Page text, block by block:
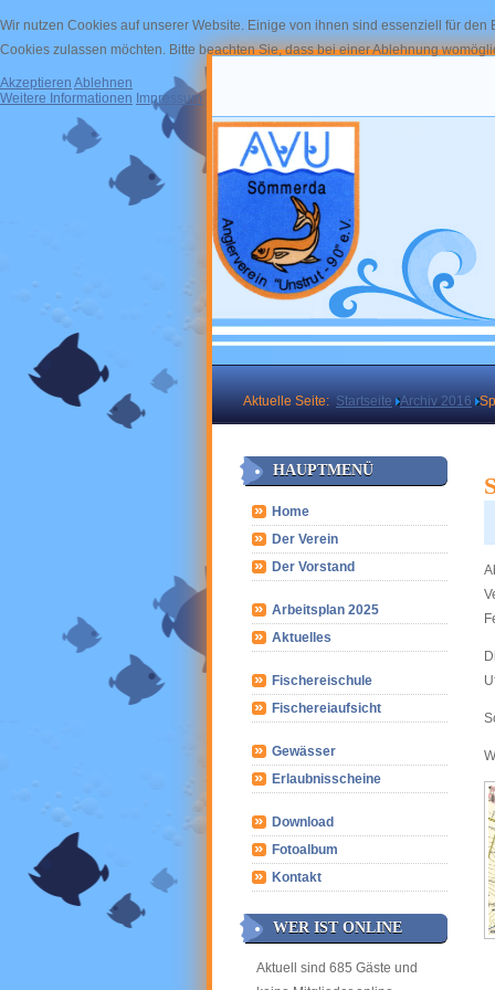
Aktuelle Seite: Startseite Archiv 2016
HAUPTMENÜ
Home
Der Verein
Der Vorstand
Arbeitsplan 2025
Aktuelles
Fischereischule
Fischereiaufsicht
Gewässer
Erlaubnisscheine
Download
Fotoalbum
Kontakt
WER IST ONLINE
Aktuell sind 685 Gäste und
Wir nutzen Cookies auf unserer Website. Einige von ihnen sind essenziell für
Cookies zulassen möchten. Bitte beachten Sie, dass bei einer Ablehnung
Akzeptieren Ablehnen
Weitere Informationen Impressum